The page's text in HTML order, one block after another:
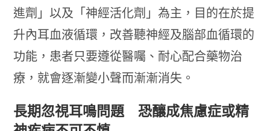
進劑」以及「神經活化劑」為主，目的在於提
升內耳血液循環，改善聽神經及腦部血循環的
功能，患者只要遵從醫囑、耐心配合藥物治
療，就會逐漸變小聲而漸漸消失。
長期忽視耳鳴問題 恐釀成焦慮症或精